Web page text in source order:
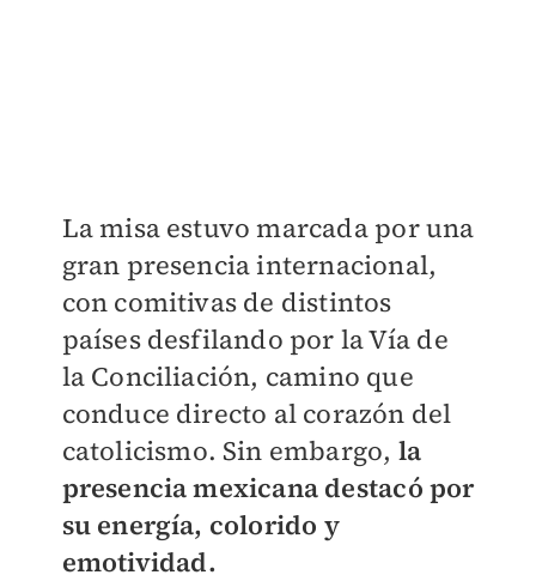
La misa estuvo marcada por una
gran presencia internacional,
con comitivas de distintos
países desfilando por la Vía de
la Conciliación, camino que
conduce directo al corazón del
catolicismo. Sin embargo, la
presencia mexicana destacó por
su energía, colorido y
emotividad.